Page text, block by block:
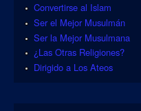
Convertirse al Islam
Ser el Mejor Musulmán
Ser la Mejor Musulmana
¿Las Otras Religiones?
Dirigido a Los Ateos